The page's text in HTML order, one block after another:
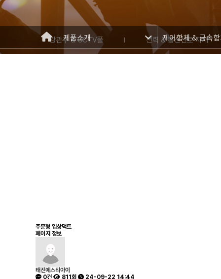
강관주 & CCTV폴 전력 & 통신선로 자재
제품소개 제어함체 & 금속
주문형 입상덕트
페이지 정보
태진에스티아이
0건
811회 24-09-22 14:44